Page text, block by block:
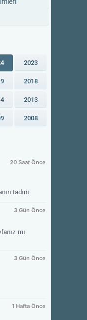
2023
2018
2013
2008
20 Saat Önce
tadını
takip
için
3 Gün Önce
kanalınız mı sayfanız mı
3 Gün Önce
1 Hafta Önce